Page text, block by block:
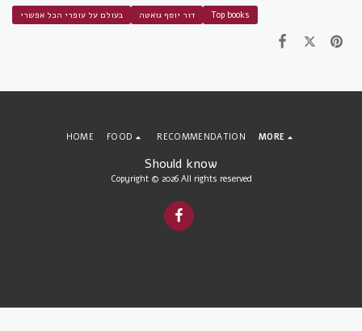
בעולם על עופרי הכל אפשרי דור יוסף גואטה Top books
Should know
Copyright © 2026 All rights reserved
HOME FOOD RECOMMENDATION MORE